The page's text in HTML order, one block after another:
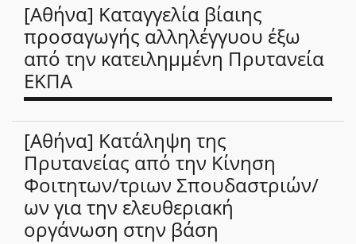
[Αθήνα] Καταγγελία βίαιης
προσαγωγής αλληλέγγυου έξω
από την κατειλημμένη Πρυτανεία
ΕΚΠΑ
[Αθήνα] Κατάληψη της
Πρυτανείας από την Κίνηση
Φοιτητων/τριων Σπουδαστριών/
ων για την ελευθεριακή
οργάνωση στην βάση